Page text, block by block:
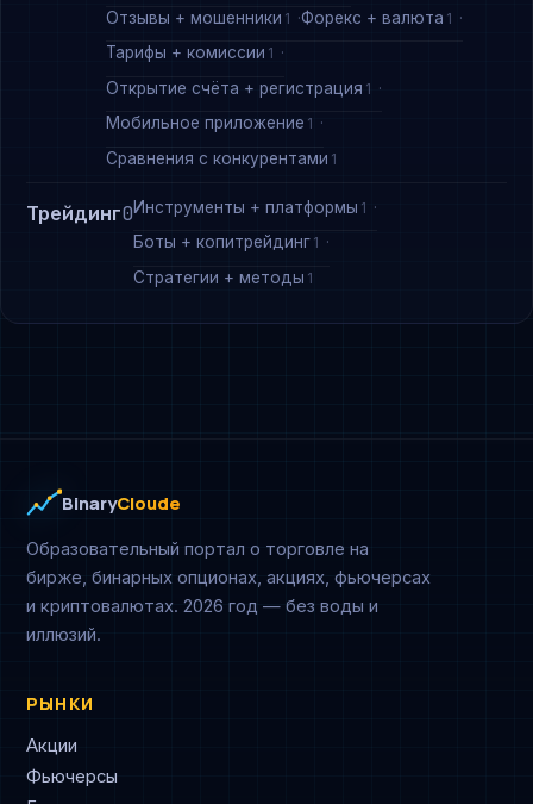
Отзывы + мошенники 1 Форекс + валюта 1
Тарифы + комиссии 1
Открытие счёта + регистрация 1
Мобильное приложение 1
Сравнения с конкурентами 1
Трейдинг0Инструменты + платформы 1
Боты + копитрейдинг 1
Стратегии + методы 1
BinaryCloude
Образовательный портал о торговле на
бирже, бинарных опционах, акциях, фьючерсах
и криптовалютах. 2026 год — без воды и
иллюзий.
РЫНКИ
Акции
Фьючерсы